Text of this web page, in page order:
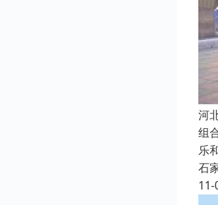
河
组
乐
石
11-